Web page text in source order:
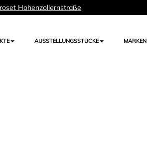
Hohenzollernstraße
AUSSTELLUNGSSTÜCKE MARKEN